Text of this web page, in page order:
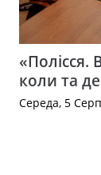
«Полісся.
коли та
Середа, 5